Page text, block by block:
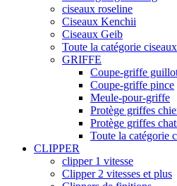
ciseaux roseline
Ciseaux Kenchii
Ciseaux Geib
Toute la catégorie ciseaux
GRIFFE
Coupe-griffe
Coupe-griffe pince
Meule-pour-griffe
Protège griffes
Protège griffes
Toute la catégorie
CLIPPER
clipper 1 vitesse
Clipper 2 vitesses et plus